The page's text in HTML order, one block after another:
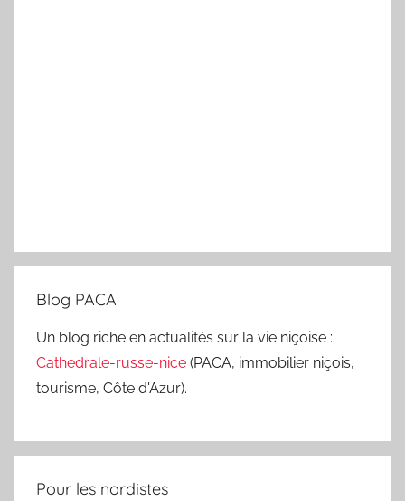
Blog PACA
Un blog riche en actualités sur la vie niçoise :
Cathedrale-russe-nice (PACA, immobilier niçois,
tourisme, Côte d'Azur).
Pour les nordistes